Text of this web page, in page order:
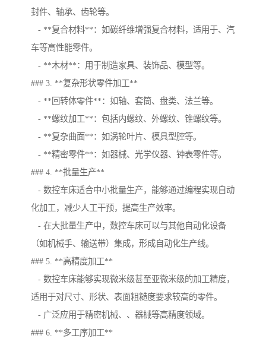
封件、轴承、齿轮等。
- **复合材料**：如碳纤维增强复合材料，适用于、汽
车等高性能零件。
- **木材**：用于制造家具、装饰品、模型等。
### 3. **复杂形状零件加工**
- **回转体零件**：如轴、套筒、盘类、法兰等。
- **螺纹加工**：包括内螺纹、外螺纹、锥螺纹等。
- **复杂曲面**：如涡轮叶片、模具型腔等。
- **精密零件**：如器械、光学仪器、钟表零件等。
### 4. **批量生产**
- 数控车床适合中小批量生产，能够通过编程实现自动
化加工，减少人工干预，提高生产效率。
- 在大批量生产中，数控车床可以与其他自动化设备
（如机械手、输送带）集成，形成自动化生产线。
### 5. **高精度加工**
- 数控车床能够实现微米级甚至亚微米级的加工精度，
适用于对尺寸、形状、表面粗糙度要求较高的零件。
- 广泛应用于精密机械、、器械等高精度领域。
### 6. **多工序加工**